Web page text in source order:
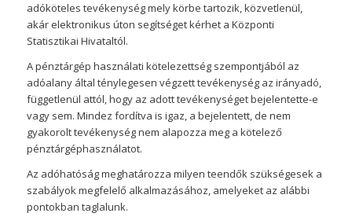
adóköteles tevékenység mely körbe tartozik, közvetlenül,
akár elektronikus úton segítséget kérhet a Központi
Statisztikai Hivataltól.
A pénztárgép használati kötelezettség szempontjából az
adóalany által ténylegesen végzett tevékenység az irányadó,
függetlenül attól, hogy az adott tevékenységet bejelentette-e
vagy sem. Mindez fordítva is igaz, a bejelentett, de nem
gyakorolt tevékenység nem alapozza meg a kötelező
pénztárgéphasználatot.
Az adóhatóság meghatározza milyen teendők szükségesek a
szabályok megfelelő alkalmazásához, amelyeket az alábbi
pontokban taglalunk.